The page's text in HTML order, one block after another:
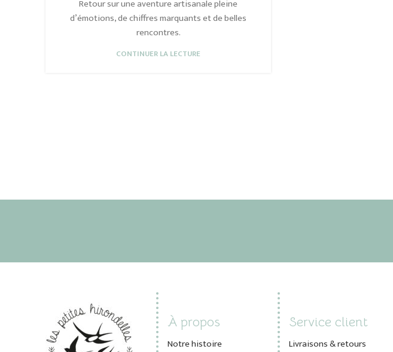
Retour sur une aventure artisanale pleine
d’émotions, de chiffres marquants et de belles
rencontres.
CONTINUER LA LECTURE
À propos
Notre histoire
Service client
Livraisons & retours